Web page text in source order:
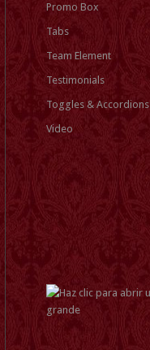
Promo Box
Tabs
Team Element
Testimonials
Toggles & Accordions
Video